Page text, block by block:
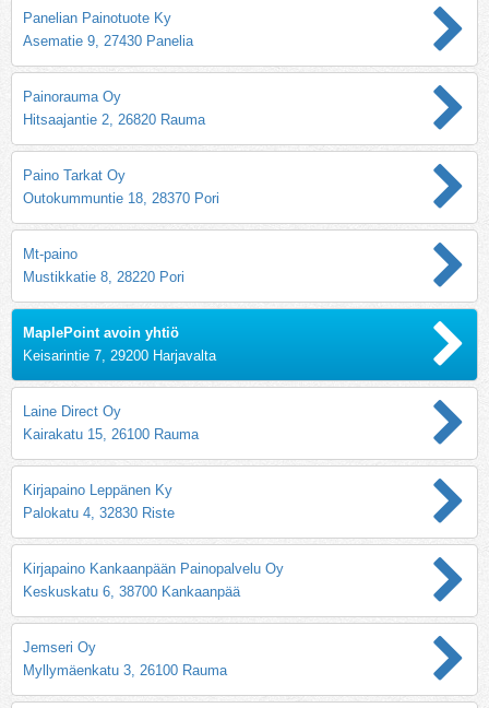
Panelian Painotuote Ky
Asematie 9, 27430 Panelia
Painorauma Oy
Hitsaajantie 2, 26820 Rauma
Paino Tarkat Oy
Outokummuntie 18, 28370 Pori
Mt-paino
Mustikkatie 8, 28220 Pori
MaplePoint avoin yhtiö
Keisarintie 7, 29200 Harjavalta
Laine Direct Oy
Kairakatu 15, 26100 Rauma
Kirjapaino Leppänen Ky
Palokatu 4, 32830 Riste
Kirjapaino Kankaanpään Painopalvelu Oy
Keskuskatu 6, 38700 Kankaanpää
Jemseri Oy
Myllymäenkatu 3, 26100 Rauma